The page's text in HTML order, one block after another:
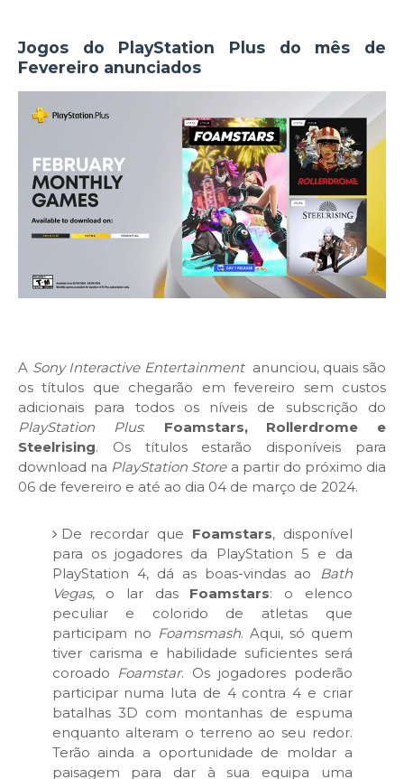
Jogos do PlayStation Plus do mês de
Fevereiro anunciados
A Sony Interactive Entertainmentanunciou, quais são
os títulos que chegarão em fevereiro sem custos
adicionais para todos os níveis de subscrição do
PlayStation Plus: Foamstars, Rollerdrome e
Steelrising. Os títulos estarão disponíveis para
download na PlayStation Storea partir do próximo dia
06 de fevereiro e até ao dia 04 de março de 2024.
De recordar que Foamstars, disponível
para os jogadores da PlayStation 5 e da
PlayStation 4, dá as boas-vindas ao
Bath
Vegas, o lar dasFoamstars: o elenco
peculiar e colorido de atletas que
participam no Foamsmash. Aqui, só quem
tiver carisma e habilidade suficientes será
coroado Foamstar. Os jogadores poderão
participar numa luta de 4 contra 4 e criar
batalhas 3D com montanhas de espuma
enquanto alteram o terreno ao seu redor.
Terão ainda a oportunidade de moldar a
paisagem para dar à sua equipa uma